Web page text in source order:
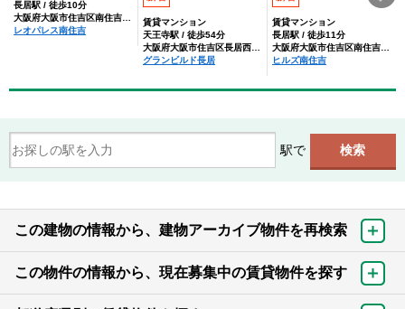
長居駅 / 徒歩10分
レオパレス南住吉
賃貸マンション
天王寺駅 / 徒歩54分
グランビルド長居
賃貸マンション
長居駅 / 徒歩11分
ヒルズ南住吉
駅で
この建物の情報から、建物アーカイブ物件を再検索
この物件の情報から、現在募集中の賃貸物件を探す